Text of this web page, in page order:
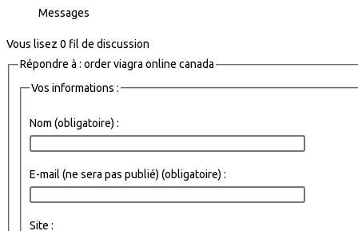
Messages
Vous lisez 0 fil de discussion
Répondre à : order viagra online canada
Vos informations :
Nom (obligatoire) :
E-mail (ne sera pas publié) (obligatoire) :
Site :